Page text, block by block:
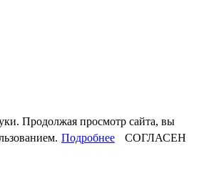
Продолжая просмотр сайта, вы
Подробнее СОГЛАСЕН